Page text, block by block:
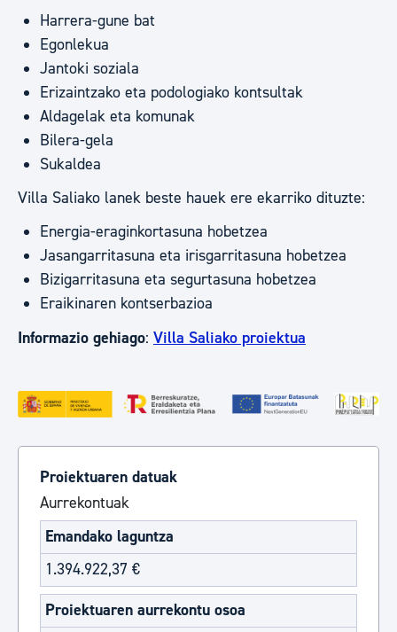
Harrera-gune bat
Egonlekua
Jantoki soziala
Erizaintzako eta podologiako kontsultak
Aldagelak eta komunak
Bilera-gela
Sukaldea
Villa Saliako lanek beste hauek ere ekarriko dituzte:
Energia-eraginkortasuna hobetzea
Jasangarritasuna eta irisgarritasuna hobetzea
Bizigarritasuna eta segurtasuna hobetzea
Eraikinaren kontserbazioa
Informazio gehiago: Villa Saliako proiektua
Proiektuaren datuak
Aurrekontuak
Emandako laguntza
1.394.922,37 €
Proiektuaren aurrekontu osoa